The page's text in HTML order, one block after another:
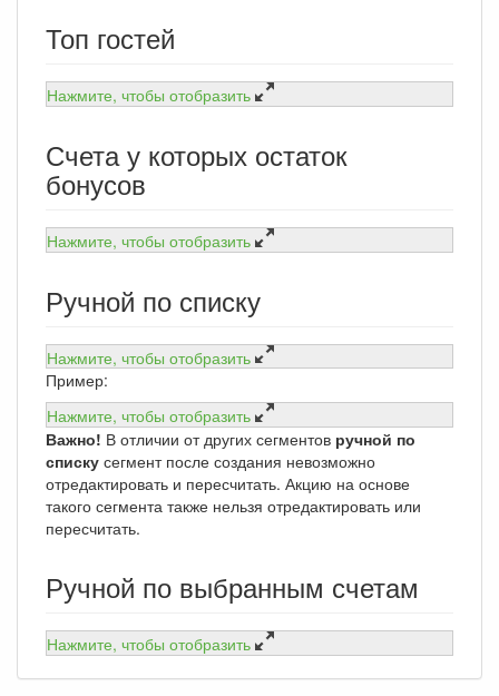
Топ гостей
Нажмите, чтобы отобразить
Счета у которых остаток
бонусов
Нажмите, чтобы отобразить
Ручной по списку
Нажмите, чтобы отобразить
Пример:
Нажмите, чтобы отобразить
Важно! В отличии от других сегментов ручной по
списку сегмент после создания невозможно
отредактировать и пересчитать. Акцию на основе
такого сегмента также нельзя отредактировать или
пересчитать.
Ручной по выбранным счетам
Нажмите, чтобы отобразить